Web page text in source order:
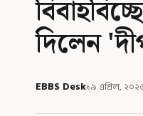
দিলেন
EBBS Desk১৯ এপ্রিল,